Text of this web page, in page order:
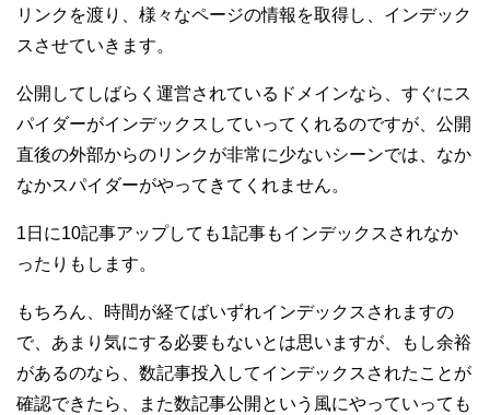
リンクを渡り、様々なページの情報を取得し、インデック
スさせていきます。
公開してしばらく運営されているドメインなら、すぐにス
パイダーがインデックスしていってくれるのですが、公開
直後の外部からのリンクが非常に少ないシーンでは、なか
なかスパイダーがやってきてくれません。
1日に10記事アップしても1記事もインデックスされなか
ったりもします。
もちろん、時間が経てばいずれインデックスされますの
で、あまり気にする必要もないとは思いますが、もし余裕
があるのなら、数記事投入してインデックスされたことが
確認できたら、また数記事公開という風にやっていっても